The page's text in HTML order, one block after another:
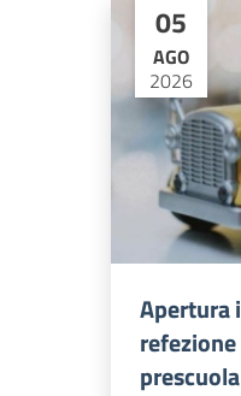
05
AGO
2026
Apertura